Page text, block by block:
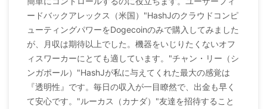
ードバックアレックス（米国）"HashJのクラウドコンピ
ューティングパワーをDogecoinのみで購入してみました
が、月収は期待以上でした。機器をいじりたくないオフ
ィスワーカーにとても適しています。"チャン・リー（シ
ンガポール）"HashJが私に与えてくれた最大の感覚は
『透明性』です。毎日の収入が一目瞭然で、出金も早く
て安心です。"ルーカス（カナダ）"友達を招待すること